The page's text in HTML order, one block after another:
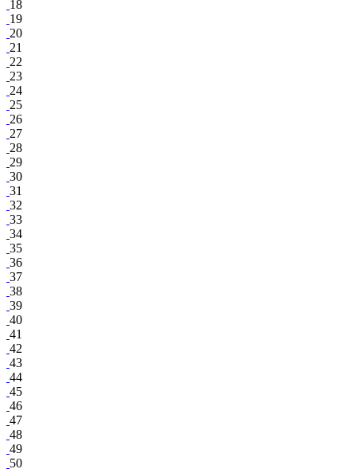
18
19
20
21
22
23
24
25
26
27
28
29
30
31
32
33
34
35
36
37
38
39
40
41
42
43
44
45
46
47
48
49
50